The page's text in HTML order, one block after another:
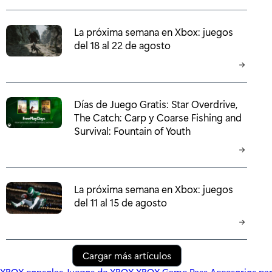
La próxima semana en Xbox: juegos
del 18 al 22 de agosto
Días de Juego Gratis: Star Overdrive,
The Catch: Carp y Coarse Fishing and
Survival: Fountain of Youth
La próxima semana en Xbox: juegos
del 11 al 15 de agosto
Cargar más artículos